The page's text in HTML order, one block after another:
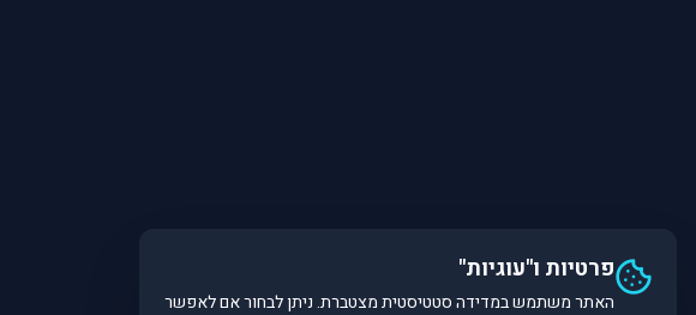
פרטיות ו"עוגיות"
האתר משתמש במדידה סטטיסטית מצטברת. ניתן לבחור אם לאפשר